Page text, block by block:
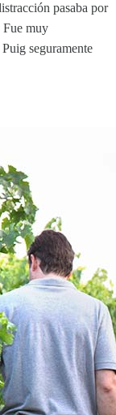
pasaba por
Fue muy
seguramente